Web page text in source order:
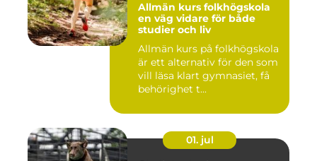
Allmän kurs folkhögskola
en väg vidare för både
studier och liv
Allmän kurs på folkhögskola
är ett alternativ för den som
vill läsa klart gymnasiet, få
behörighet t...
01. jul